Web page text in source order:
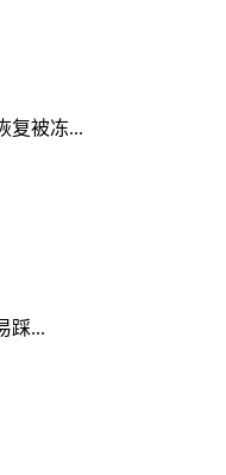
复被冻...
踩...